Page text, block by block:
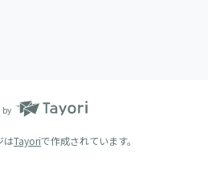
by
はTayoriで作成されています。